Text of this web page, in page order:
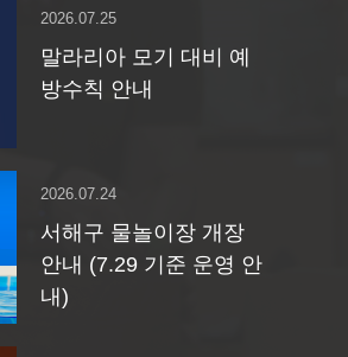
2026.07.25
말라리아 모기 대비 예
방수칙 안내
2026.07.24
서해구 물놀이장 개장
안내 (7.29 기준 운영 안
내)